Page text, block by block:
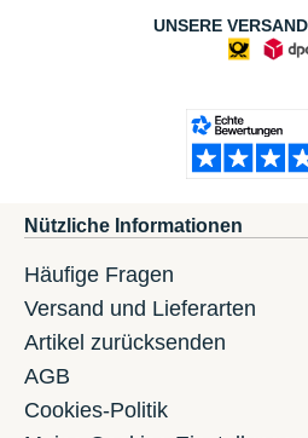
UNSERE
Nützliche Informationen
Häufige Fragen
Versand und Lieferarten
Artikel zurücksenden
AGB
Cookies-Politik